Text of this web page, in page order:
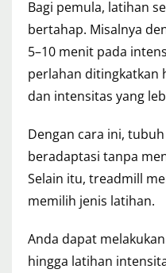
Bagi pemula, latihan
bertahap. Misalnya
5–10 menit pada
perlahan ditingkatkan
dan intensitas yang
Dengan cara ini,
beradaptasi tanpa
Selain itu, treadmill
memilih jenis latihan.
Anda dapat
hingga latihan